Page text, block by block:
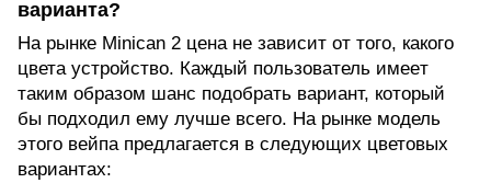
вaриантa?
На рынке Minican 2 цена не зависит от того, какого
цвета устройство. Каждый пользователь имeeт
таким образом шанс подобрать вариант, который
бы подходил ему лучшe всeго. На рынке модель
этого вейпа предлагается в следующих цветовых
вариантах: